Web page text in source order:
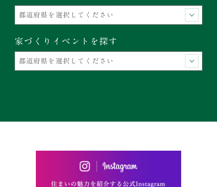
家づくりイベントを探す